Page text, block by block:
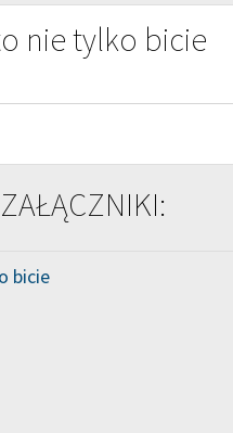
nie tylko bicie
ZAŁĄCZNIKI:
bicie